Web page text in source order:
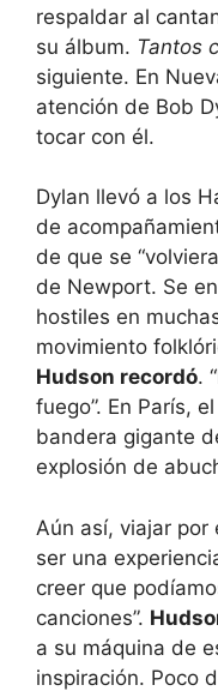
respaldar al
su álbum. Tantos
siguiente. En
atención de Bob
tocar con él.
Dylan llevó a los
de
de que se
de Newport. Se
hostiles en
movimiento
Hudson recordó.
fuego”. En París,
bandera gigante
explosión de
Aún así, viajar por
ser una
creer que
canciones”.
a su máquina de
inspiración. Poco